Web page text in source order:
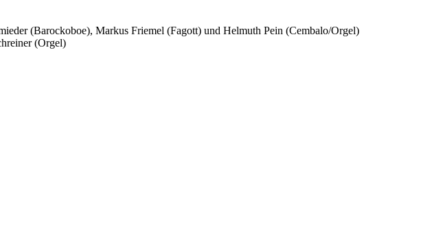
(Barockoboe), Markus Friemel (Fagott) und Helmuth Pein (Cembalo/Orgel)
(Orgel)